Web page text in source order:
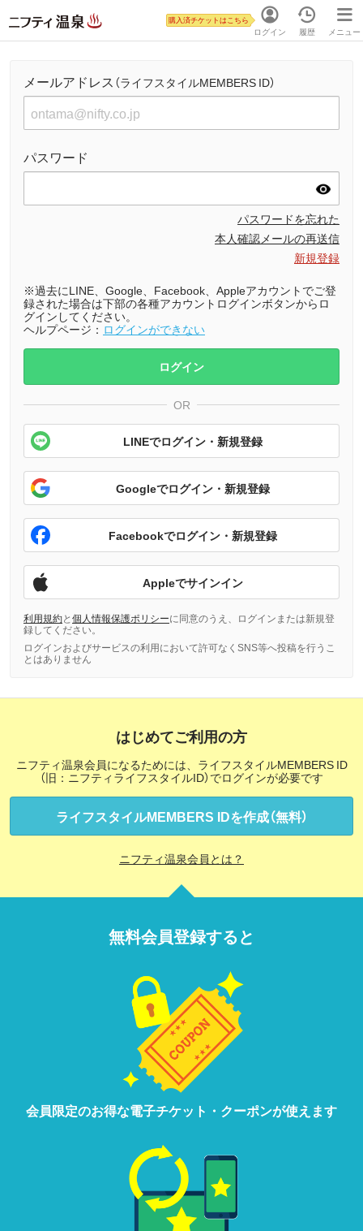
ログイン
購入済チケットはこちら
履歴 メニュー
メールアドレス （ライフスタイルMEMBERS ID）
パスワード
パスワードを忘れた
本人確認メールの再送信
新規登録
※過去にLINE、Google、Facebook、Appleアカウントでご登
録された場合は下部の各種アカウントログインボタンからロ
グインしてください。
ヘルプページ： ログインができない
ログイン
OR
LINEでログイン・新規登録
Googleでログイン・新規登録
Facebookでログイン・新規登録
Appleでサインイン
利用規約と個人情報保護ポリシーに同意のうえ、ログインまたは新規登
録してください。
ログインおよびサービスの利用において許可なくSNS等へ投稿を行うこ
とはありません
はじめてご利用の方
ニフティ温泉会員になるためには、ライフスタイルMEMBERS ID
（旧：ニフティライフスタイルID）でログインが必要です
ライフスタイルMEMBERS IDを作成（無料）
ニフティ温泉会員とは？
無料会員登録すると
会員限定のお得な電子チケット・クーポンが使えます